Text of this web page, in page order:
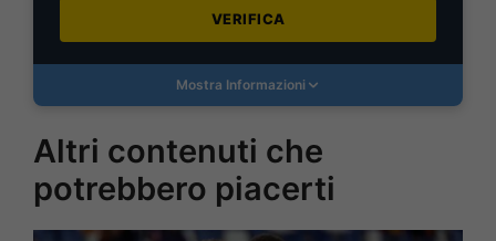
VERIFICA
Mostra Informazioni
Altri contenuti che
potrebbero piacerti